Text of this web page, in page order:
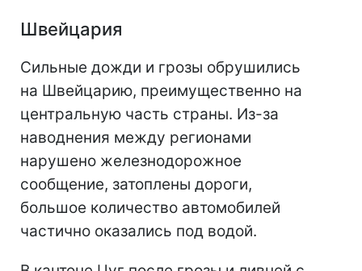
Швейцария
Сильные дожди и грозы обрушились
на Швейцарию, преимущественно на
центральную часть страны. Из-за
наводнения между регионами
нарушено железнодорожное
сообщение, затоплены дороги,
большое количество автомобилей
частично оказались под водой.